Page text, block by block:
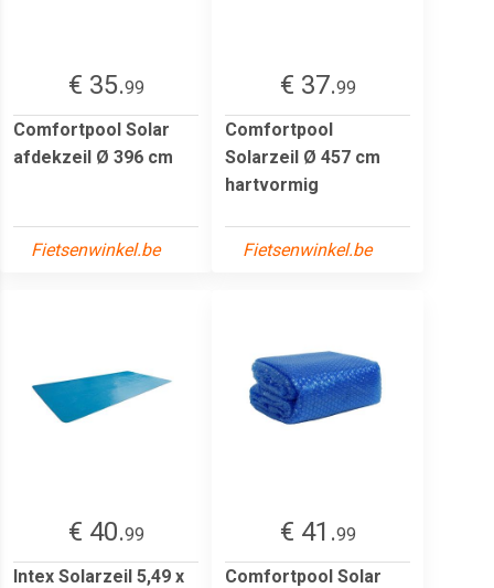
€ 35.99
Comfortpool Solar
afdekzeil Ø 396 cm
Fietsenwinkel.be
€ 37.99
Comfortpool
Solarzeil Ø 457 cm
hartvormig
Fietsenwinkel.be
€ 40.99
Intex Solarzeil 5,49 x
€ 41.99
Comfortpool Solar